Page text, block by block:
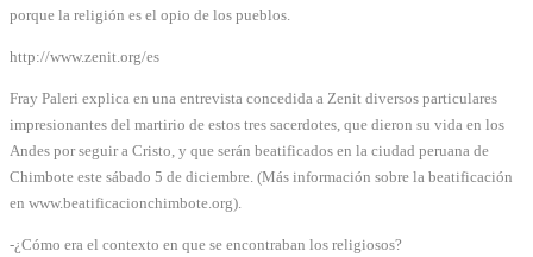
porque la religión es el opio de los pueblos.
http://www.zenit.org/es
Fray Paleri explica en una entrevista concedida a Zenit diversos particulares
impresionantes del martirio de estos tres sacerdotes, que dieron su vida en los
Andes por seguir a Cristo, y que serán beatificados en la ciudad peruana de
Chimbote este sábado 5 de diciembre. (Más información sobre la beatificación
en www.beatificacionchimbote.org).
-¿Cómo era el contexto en que se encontraban los religiosos?